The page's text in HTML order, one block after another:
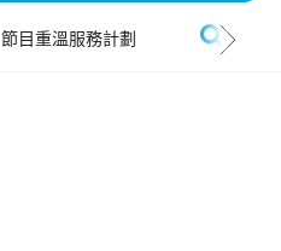
節目重溫服務計劃